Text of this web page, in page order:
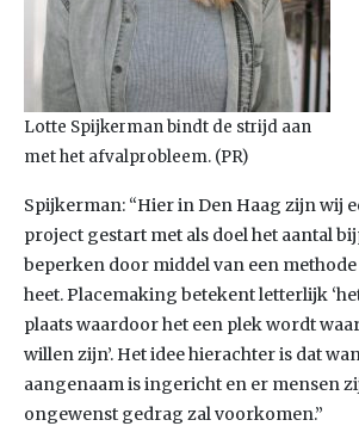
Lotte Spijkerman bindt de strijd aan
met het afvalprobleem. (PR)
Spijkerman: “Hier in Den Haag zijn wij
project gestart met als doel het aantal
beperken door middel van een methode
heet. Placemaking betekent letterlijk
plaats waardoor het een plek wordt
willen zijn’. Het idee hierachter is dat
aangenaam is ingericht en er mensen
ongewenst gedrag zal voorkomen.”